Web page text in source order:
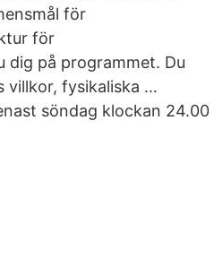
för
för
dig på programmet. Du
villkor, fysikaliska …
söndag klockan 24.00